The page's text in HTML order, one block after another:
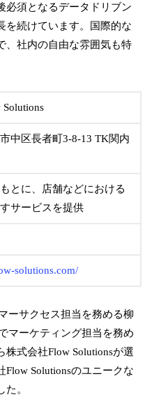
必須となるデータドリブン
を続けています。国際的な
、社内の自由な雰囲気も特
中区長者町3-8-13 TK関内
とに、店舗などにおける
サービスを提供
solutions.com/
ーサクセス担当を務める柳
マーケティング担当を務め
株式会社Flow Solutionsが選
Solutionsのユニークな
。